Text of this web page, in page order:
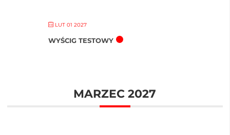
LUT 01 2027
WYŚCIG TESTOWY
MARZEC 2027